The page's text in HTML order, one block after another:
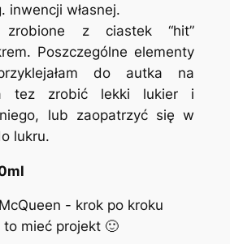
inwencji własnej.
zrobione z ciastek “hit”
Poszczególne elementy
do autka na
tez zrobić lekki lukier i
lub zaopatrzyć się w
lukru.
mieć projekt 🙂